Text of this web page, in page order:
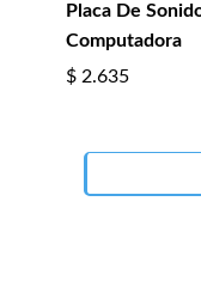
Placa De
Computadora
$ 2.635